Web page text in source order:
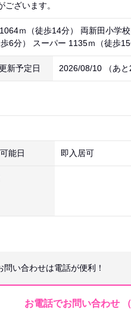
ざいます。
ｍ（徒歩14分） 両新田小学
分） スーパー 1135ｍ（徒歩15
新予定日 2026/08/10 （あと
能日 即入居可
い合わせは電話が便利！
お電話でお問い合わせ